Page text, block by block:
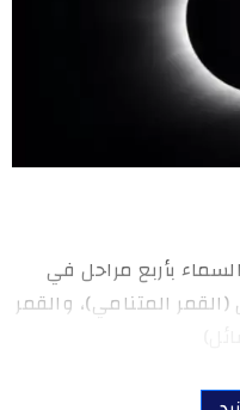
بأربع مراحل في
(القمر المتنامي)، والقمر